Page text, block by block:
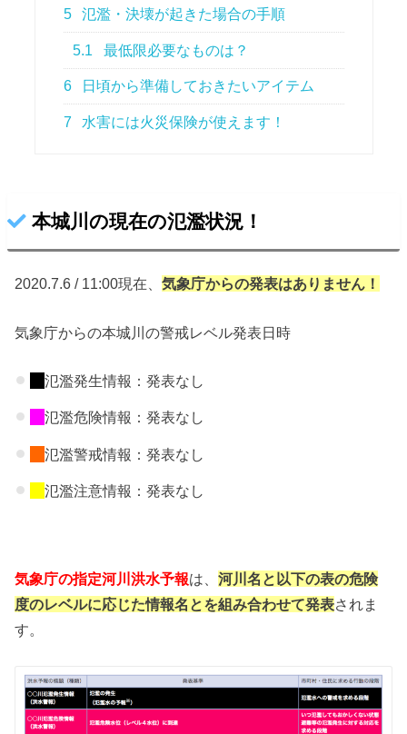
5 氾濫・決壊が起きた場合の手順
5.1 最低限必要なものは？
6 日頃から準備しておきたいアイテム
7 水害には火災保険が使えます！
本城川の現在の氾濫状況！
2020.7.6 / 11:00現在、気象庁からの発表はありません！
気象庁からの本城川の警戒レベル発表日時
氾濫発生情報：発表なし
氾濫危険情報：発表なし
氾濫警戒情報：発表なし
氾濫注意情報：発表なし
気象庁の指定河川洪水予報は、河川名と以下の表の危険
度のレベルに応じた情報名とを組み合わせて発表されま
す。